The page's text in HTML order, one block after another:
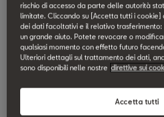
Per noi di SEAT è importante che tutti
facilmente alle informazioni legali. Per
arricchito questa pagina con tutti i
relativi ai servizi SEAT CONNECT.
rischio di accesso da parte delle autorità
limitate. Cliccando su [Accetta tutti i
dei dati facoltativi e il relativo trasferimento:
un grande aiuto. Potete revocare o
qualsiasi momento con effetto futuro
Ulteriori dettagli sul trattamento dei dati,
sono disponibili nelle nostre direttive sui
Accetta tutti